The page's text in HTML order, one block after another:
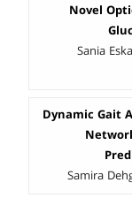
Novel
Sania
Dynamic Gait
Samira